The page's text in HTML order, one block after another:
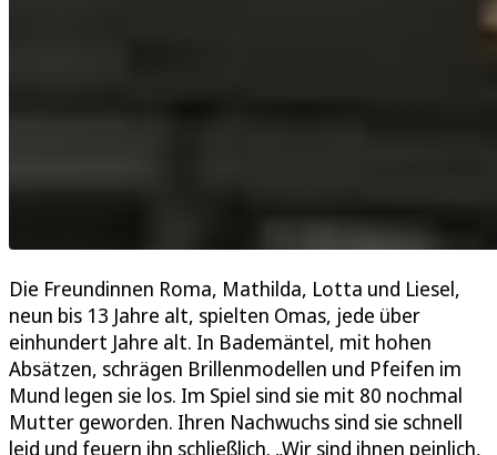
Die Freundinnen Roma, Mathilda, Lotta und Liesel,
neun bis 13 Jahre alt, spielten Omas, jede über
einhundert Jahre alt. In Bademäntel, mit hohen
Absätzen, schrägen Brillenmodellen und Pfeifen im
Mund legen sie los. Im Spiel sind sie mit 80 nochmal
Mutter geworden. Ihren Nachwuchs sind sie schnell
leid und feuern ihn schließlich. „Wir sind ihnen peinlich,